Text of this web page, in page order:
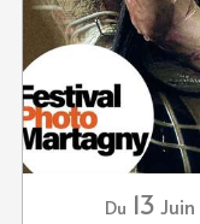
Du 13 Juin